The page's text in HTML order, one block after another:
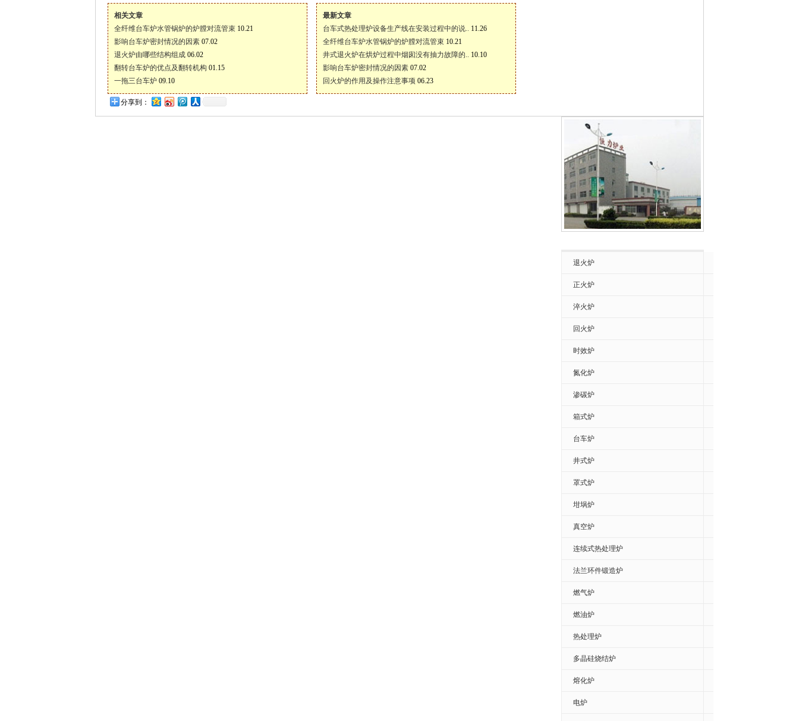
相关文章
全纤维台车炉水管锅炉的炉膛对流管束 10.21
影响台车炉密封情况的因素 07.02
退火炉由哪些结构组成 06.02
翻转台车炉的优点及翻转机构 01.15
一拖三台车炉 09.10
最新文章
台车式热处理炉设备生产线在安装过程中的说..
11.26
全纤维台车炉水管锅炉的炉膛对流管束 10.21
井式退火炉在烘炉过程中烟囱没有抽力故障的..
10.10
影响台车炉密封情况的因素 07.02
回火炉的作用及操作注意事项 06.23
分享到：
退火炉
正火炉
淬火炉
回火炉
时效炉
氮化炉
渗碳炉
箱式炉
台车炉
井式炉
罩式炉
坩埚炉
真空炉
连续式热处理炉
法兰环件锻造炉
燃气炉
燃油炉
热处理炉
多晶硅烧结炉
熔化炉
电炉